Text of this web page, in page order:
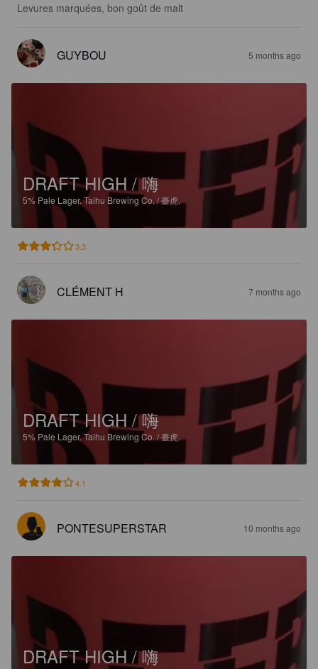
Levures marquées, bon goût de malt
GUYBOU 5 months ago
DRAFT HIGH / 嗨
5% Pale Lager.Taihu Brewing Co. / 臺虎.
3.3
CLÉMENT H 7 months ago
DRAFT HIGH / 嗨
5% Pale Lager.Taihu Brewing Co. / 臺虎.
4.1
PONTESUPERSTAR 10 months ago
DRAFT HIGH / 嗨